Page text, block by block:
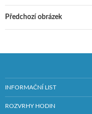
Předchozí obrázek
INFORMAČNÍ LIST
ROZVRHY HODIN